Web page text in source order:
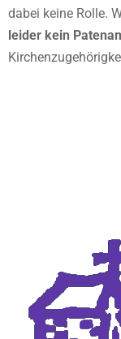
dabei keine Rolle.
leider kein